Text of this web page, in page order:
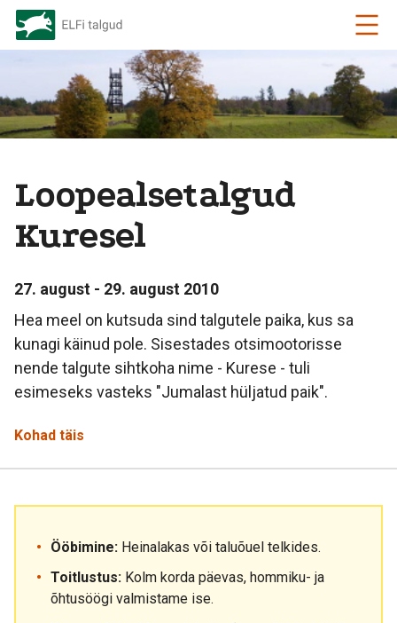
Loopealsetalgud
Kuresel
27. august - 29. august 2010
Hea meel on kutsuda sind talgutele paika, kus sa
kunagi käinud pole. Sisestades otsimootorisse
nende talgute sihtkoha nime - Kurese - tuli
esimeseks vasteks "Jumalast hüljatud paik".
Kohad täis
Ööbimine: Heinalakas või taluõuel telkides.
Toitlustus: Kolm korda päevas, hommiku- ja
õhtusöögi valmistame ise.